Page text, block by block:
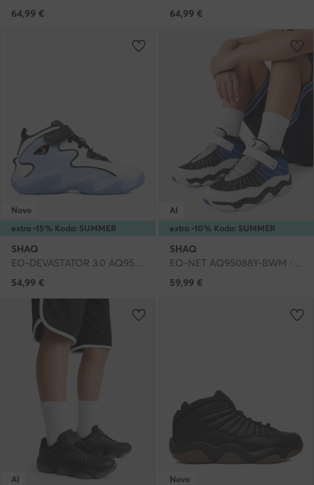
64,99 €
64,99 €
extra -15% Koda: SUMMER
Novo
SHAQ
EO-DEVASTATOR 3.0 AQ95078Y-WLZ · Čevlji za košarko
54,99 €
extra -10% Koda: SUMMER
AI
SHAQ
EO-NET AQ95088Y-BWM · Čevlji za košarko
59,99 €
AI Novo